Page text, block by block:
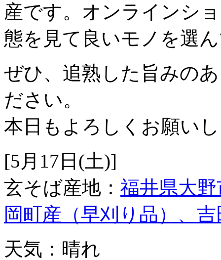
産です。オンラインシ
態を見て良いモノを選
ぜひ、追熟した旨みの
ださい。
本日もよろしくお願い
[5月17日(土)]
玄そば産地： 福井県大
岡町産（早刈り品）、
天気：晴れ